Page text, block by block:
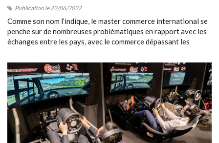
Publication le 22/06/2022
Comme son nom l’indique, le master commerce international se
penche sur de nombreuses problématiques en rapport avec les
échanges entre les pays, avec le commerce dépassant les